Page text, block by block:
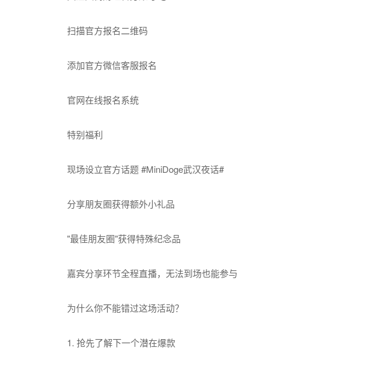
扫描官方报名二维码
添加官方微信客服报名
官网在线报名系统
特别福利
现场设立官方话题 #MiniDoge武汉夜话#
分享朋友圈获得额外小礼品
"最佳朋友圈"获得特殊纪念品
嘉宾分享环节全程直播，无法到场也能参与
为什么你不能错过这场活动？
1. 抢先了解下一个潜在爆款